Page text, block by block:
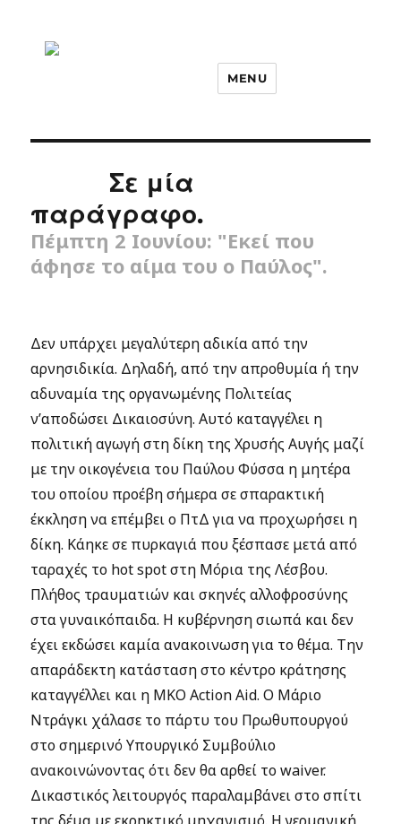
MENU
Σε μία
παράγραφο.
Πέμπτη 2 Ιουνίου: "Εκεί που
άφησε το αίμα του ο Παύλος".
Δεν υπάρχει μεγαλύτερη αδικία από την
αρνησιδικία. Δηλαδή, από την απροθυμία ή την
αδυναμία της οργανωμένης Πολιτείας
ν’αποδώσει Δικαιοσύνη. Αυτό καταγγέλει η
πολιτική αγωγή στη δίκη της Χρυσής Αυγής μαζί
με την οικογένεια του Παύλου Φύσσα η μητέρα
του οποίου προέβη σήμερα σε σπαρακτική
έκκληση να επέμβει ο ΠτΔ για να προχωρήσει η
δίκη. Κάηκε σε πυρκαγιά που ξέσπασε μετά από
ταραχές το hot spot στη Μόρια της Λέσβου.
Πλήθος τραυματιών και σκηνές αλλοφροσύνης
στα γυναικόπαιδα. Η κυβέρνηση σιωπά και δεν
έχει εκδώσει καμία ανακοινωση για το θέμα. Την
απαράδεκτη κατάσταση στο κέντρο κράτησης
καταγγέλλει και η ΜΚΟ Action Aid. Ο Μάριο
Ντράγκι χάλασε το πάρτυ του Πρωθυπουργού
στο σημερινό Υπουργικό Συμβούλιο
ανακοινώνοντας ότι δεν θα αρθεί το waiver.
Δικαστικός λειτουργός παραλαμβάνει στο σπίτι